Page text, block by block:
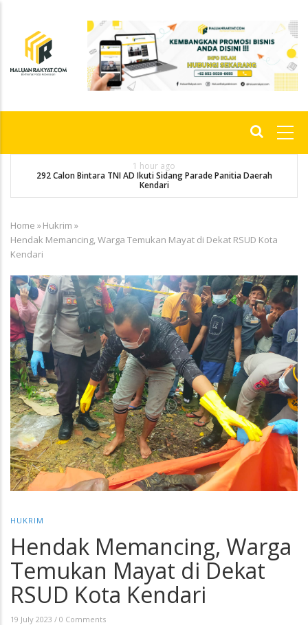
content
1 hour ago
292 Calon Bintara TNI AD Ikuti Sidang Parade Panitia Daerah
Kendari
Breadcrumb
Home »Hukrim »
Hendak Memancing, Warga Temukan Mayat di Dekat RSUD Kota
Kendari
HUKRIM
Hendak Memancing, Warga
Temukan Mayat di Dekat
RSUD Kota Kendari
19 July 2023 / 0 Comments